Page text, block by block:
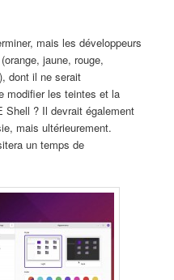
mais les développeurs
jaune, rouge,
dont il ne serait
modifier les teintes et la
Shell ? Il devrait également
mais ultérieurement.
un temps de